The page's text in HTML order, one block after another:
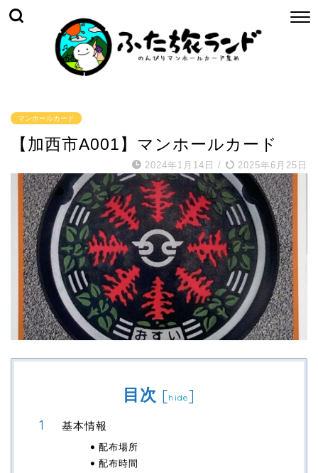
マンホールカード
【加西市A001】マンホールカード
2024年1月14日 / 2025年6月25日
目次 [hide]
基本情報
配布場所
配布時間